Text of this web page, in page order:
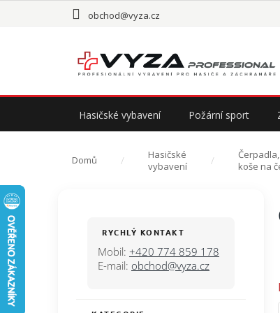
obchod@vyza.cz
Hasičské vybavení Požární sport
Domů
Hasičské
vybavení
koše na
RYCHLÝ KONTAKT
Mobil: +420 774 859 178
E-mail: obchod@vyza.cz